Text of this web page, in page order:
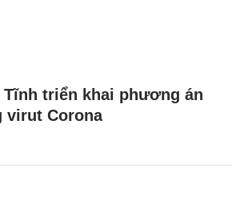
Tĩnh triển khai phương án
virut Corona